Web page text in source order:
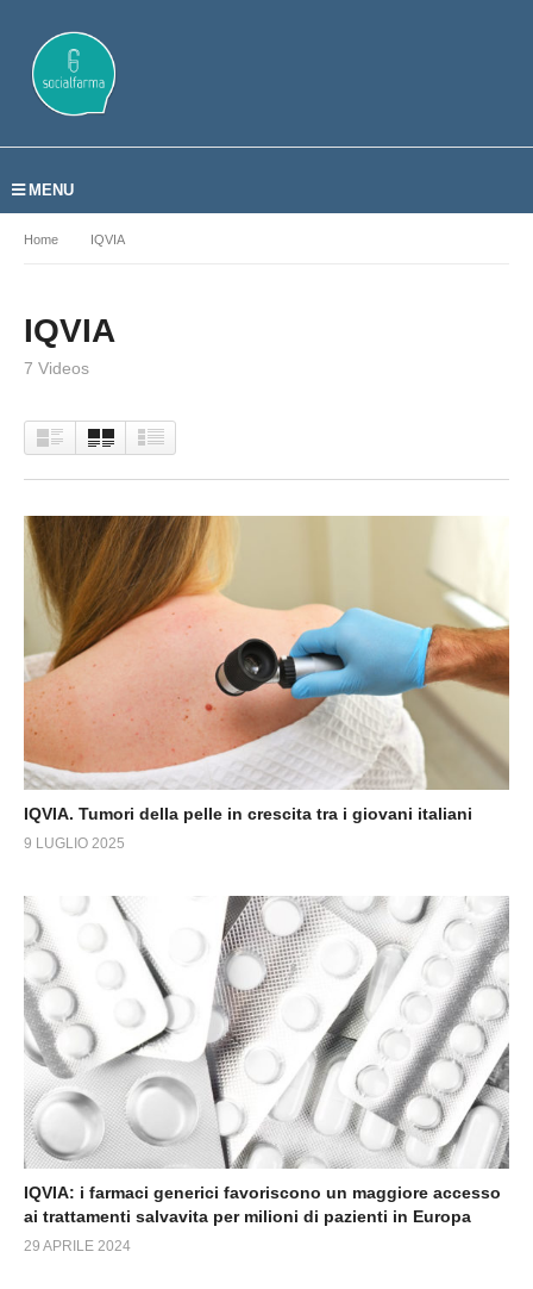
MENU
Home IQVIA
IQVIA
7 Videos
IQVIA. Tumori della pelle in crescita tra i giovani italiani
9 LUGLIO 2025
IQVIA: i farmaci generici favoriscono un maggiore accesso
ai trattamenti salvavita per milioni di pazienti in Europa
29 APRILE 2024